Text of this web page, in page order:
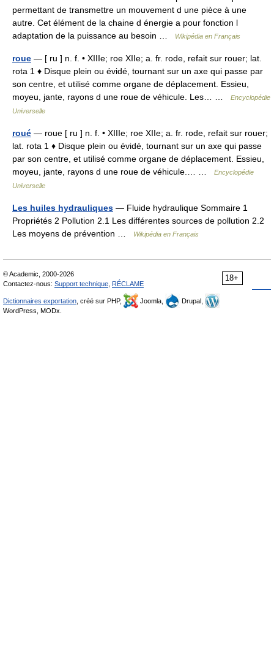
permettant de transmettre un mouvement d une pièce à une
autre. Cet élément de la chaine d énergie a pour fonction l
adaptation de la puissance au besoin …
Wikipédia en Français
roue — [ ru ] n. f. • XIIIe; roe XIIe; a. fr. rode, refait sur rouer; lat.
rota 1 ♦ Disque plein ou évidé, tournant sur un axe qui passe par
son centre, et utilisé comme organe de déplacement. Essieu,
moyeu, jante, rayons d une roue de véhicule. Les… …
Encyclopédie
Universelle
roué — roue [ ru ] n. f. • XIIIe; roe XIIe; a. fr. rode, refait sur rouer;
lat. rota 1 ♦ Disque plein ou évidé, tournant sur un axe qui passe
par son centre, et utilisé comme organe de déplacement. Essieu,
moyeu, jante, rayons d une roue de véhicule.… …
Encyclopédie
Universelle
Les huiles hydrauliques — Fluide hydraulique Sommaire 1
Propriétés 2 Pollution 2.1 Les différentes sources de pollution 2.2
Les moyens de prévention …
Wikipédia en Français
18+
© Academic, 2000-2026
Contactez-nous: Support technique RÉCLAME
Dictionnaires exportation , créé sur PHP, Joomla,
Drupal,
WordPress, MODx.